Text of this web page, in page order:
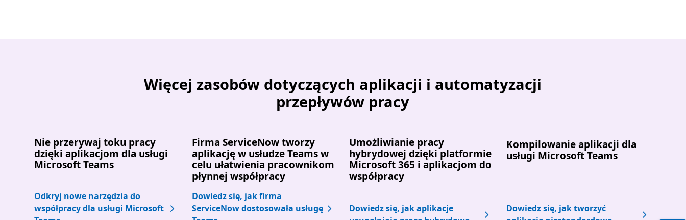
Więcej zasobów dotyczących aplikacji i automatyzacji
przepływów pracy
Nie przerywaj toku pracy
dzięki aplikacjom dla usługi
Microsoft Teams
Odkryj nowe narzędzia do
współpracy dla usługi Microsoft
Firma ServiceNow tworzy
aplikację w usłudze Teams w
celu ułatwienia pracownikom
płynnej współpracy
Dowiedz się, jak firma
ServiceNow dostosowała usługę
Umożliwianie pracy
hybrydowej dzięki platformie
Microsoft 365 i aplikacjom do
współpracy
Dowiedz się, jak aplikacje
Kompilowanie aplikacji dla
usługi Microsoft Teams
Dowiedz się, jak tworzyć